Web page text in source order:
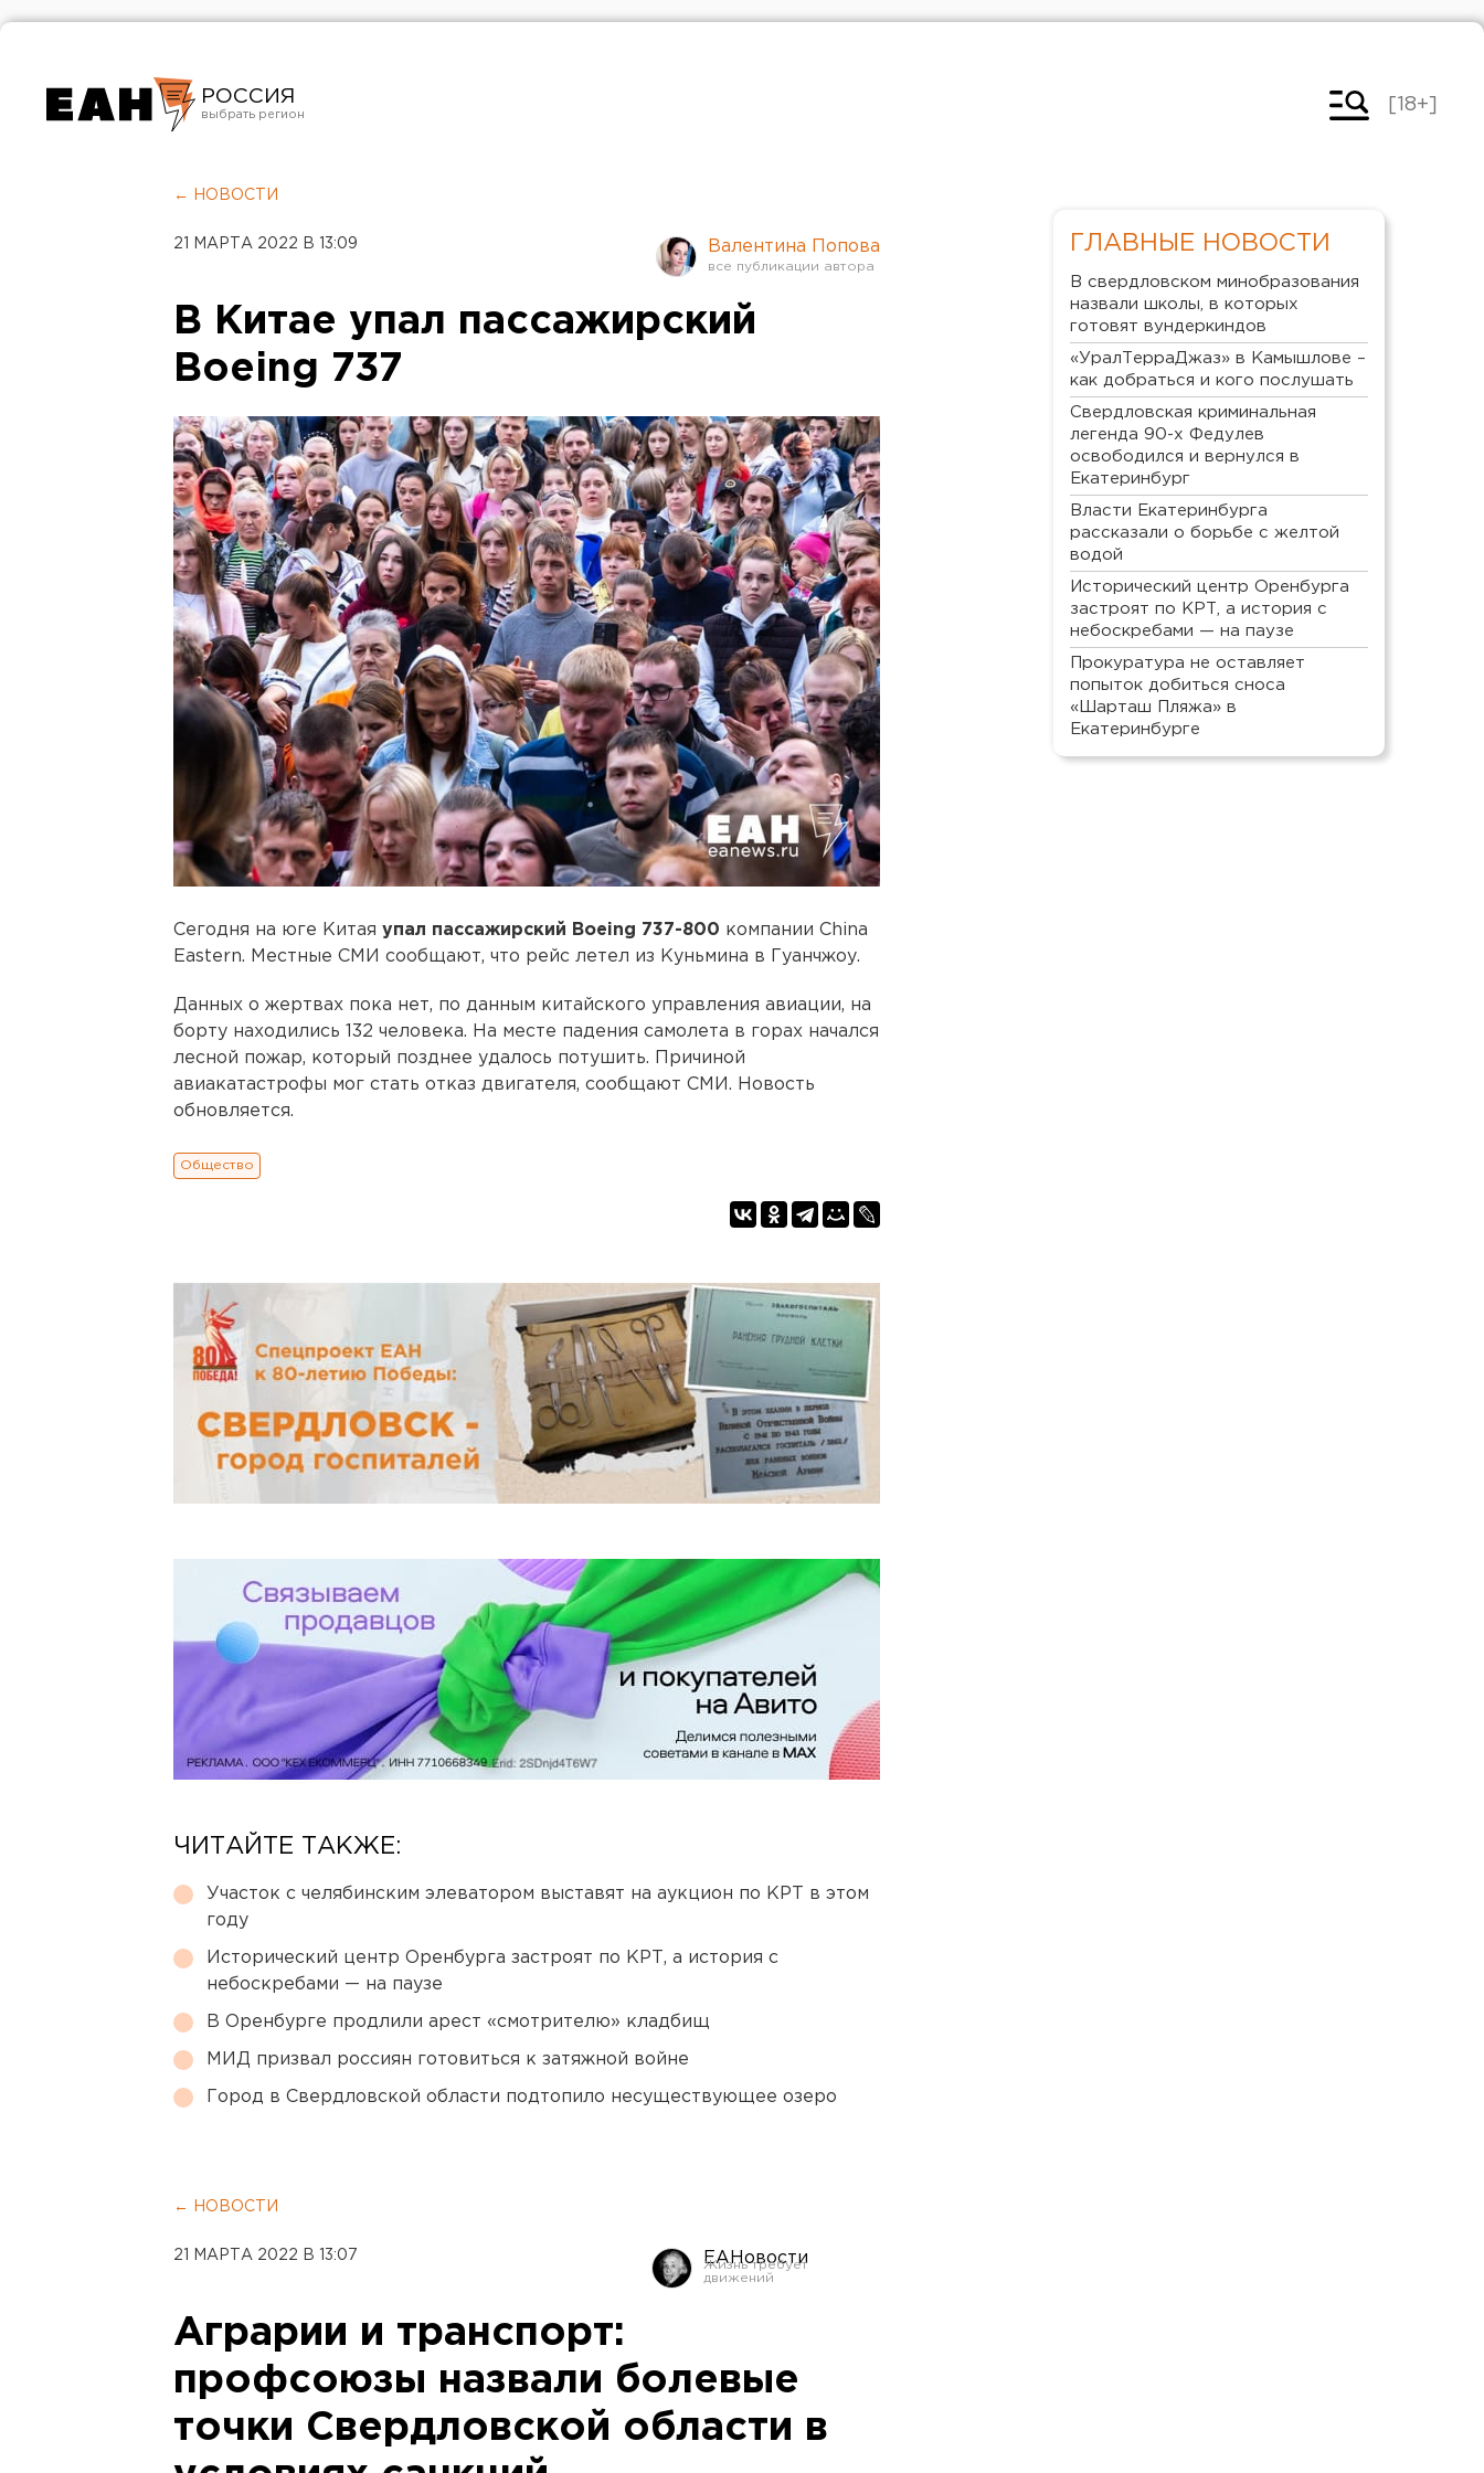
РОССИЯ
Челябинск
[18+]
← НОВОСТИ
21 МАРТА 2022 В 13:09 Валентина Попова
В Китае упал пассажирский
Boeing 737
Сегодня на юге Китая упал пассажирский Boeing 737-800 компании China
Eastern. Местные СМИ сообщают, что рейс летел из Куньмина в Гуанчжоу.
Данных о жертвах пока нет, по данным китайского управления авиации, на
борту находились 132 человека. На месте падения самолета в горах начался
лесной пожар, который позднее удалось потушить. Причиной
авиакатастрофы мог стать отказ двигателя, сообщают СМИ. Новость
обновляется.
Общество
ЧИТАЙТЕ ТАКЖЕ:
Участок с челябинским элеватором выставят на аукцион по КРТ в этом
году
Исторический центр Оренбурга застроят по КРТ, а история с
небоскребами — на паузе
В Оренбурге продлили арест «смотрителю» кладбищ
МИД призвал россиян готовиться к затяжной войне
Город в Свердловской области подтопило несуществующее озеро
← НОВОСТИ
21 МАРТА 2022 В 13:07 ЕАНовости
Аграрии и транспорт:
профсоюзы назвали болевые
точки Свердловской области в
ГЛАВНЫЕ НОВОСТИ
В свердловском минобразования
назвали школы, в которых
готовят вундеркиндов
«УралТерраДжаз» в Камышлове –
как добраться и кого послушать
Свердловская криминальная
легенда 90-х Федулев
освободился и вернулся в
Екатеринбург
Власти Екатеринбурга
рассказали о борьбе с желтой
водой
Исторический центр Оренбурга
застроят по КРТ, а история с
небоскребами — на паузе
Прокуратура не оставляет
попыток добиться сноса
«Шарташ Пляжа» в
Екатеринбурге